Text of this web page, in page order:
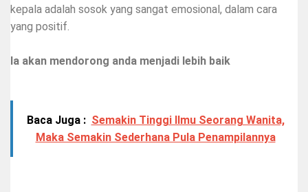
kepala adalah sosok yang sangat emosional, dalam cara
yang positif.
Ia akan mendorong anda menjadi lebih baik
Baca Juga : Semakin Tinggi Ilmu Seorang Wanita,
Maka Semakin Sederhana Pula Penampilannya